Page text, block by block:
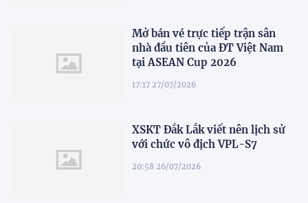
Mở bán vé trực tiếp trận sân
nhà đầu tiên của ĐT Việt Nam
tại ASEAN Cup 2026
17:17 27/07/2026
XSKT Đắk Lắk viết nên lịch sử
với chức vô địch VPL-S7
20:58 26/07/2026